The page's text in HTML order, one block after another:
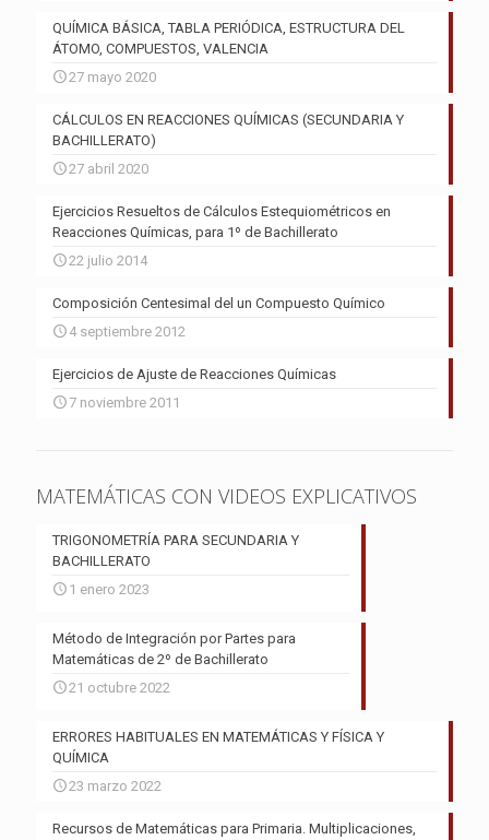
QUÍMICA BÁSICA, TABLA PERIÓDICA, ESTRUCTURA DEL
ÁTOMO, COMPUESTOS, VALENCIA
27 mayo 2020
CÁLCULOS EN REACCIONES QUÍMICAS (SECUNDARIA Y
BACHILLERATO)
27 abril 2020
Ejercicios Resueltos de Cálculos Estequiométricos en
Reacciones Químicas, para 1º de Bachillerato
22 julio 2014
Composición Centesimal del un Compuesto Químico
4 septiembre 2012
Ejercicios de Ajuste de Reacciones Químicas
7 noviembre 2011
MATEMÁTICAS CON VIDEOS EXPLICATIVOS
TRIGONOMETRÍA PARA SECUNDARIA Y
BACHILLERATO
1 enero 2023
Método de Integración por Partes para
Matemáticas de 2º de Bachillerato
21 octubre 2022
ERRORES HABITUALES EN MATEMÁTICAS Y FÍSICA Y
QUÍMICA
23 marzo 2022
Recursos de Matemáticas para Primaria. Multiplicaciones,